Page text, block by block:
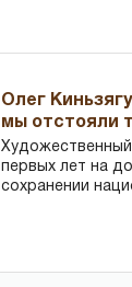
Олег
мы отстояли
первых лет на
сохранении